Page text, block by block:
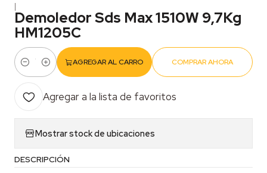
|
Demoledor Sds Max 1510W 9,7Kg
HM1205C
Cantidad
AGREGAR AL CARRO COMPRAR AHORA
Agregar a la lista de favoritos
Mostrar stock de ubicaciones
DESCRIPCIÓN